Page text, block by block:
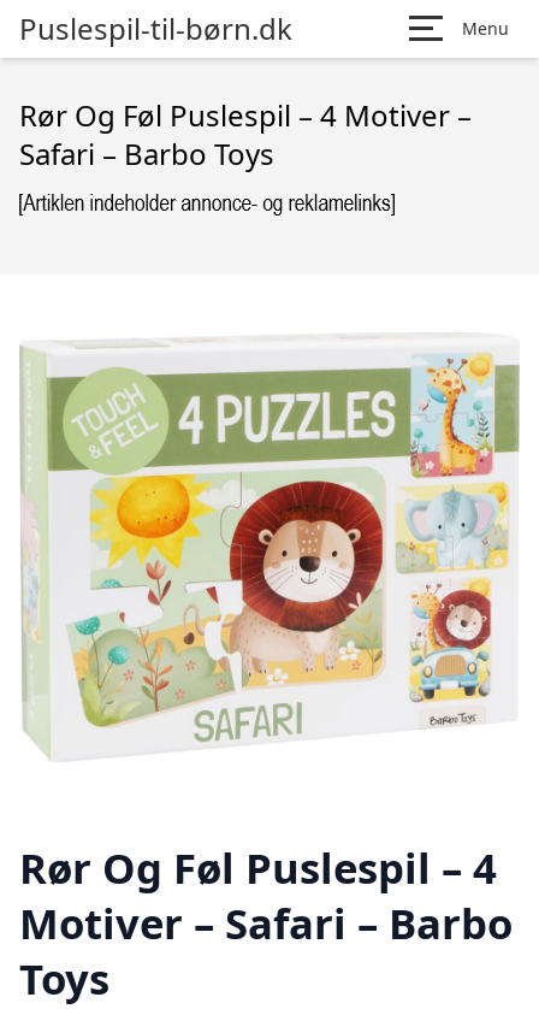
Puslespil-til-børn.dk Menu
Rør Og Føl Puslespil – 4 Motiver –
Safari – Barbo Toys
Rør Og Føl Puslespil – 4
Motiver – Safari – Barbo
Toys